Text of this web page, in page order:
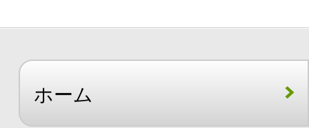
ホーム